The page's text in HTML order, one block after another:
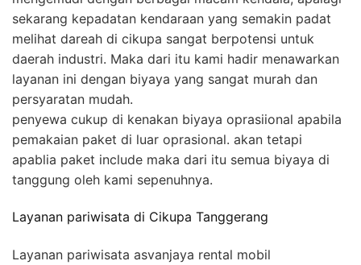
sekarang kepadatan kendaraan yang semakin padat
melihat dareah di cikupa sangat berpotensi untuk
daerah industri. Maka dari itu kami hadir menawarkan
layanan ini dengan biyaya yang sangat murah dan
persyaratan mudah.
penyewa cukup di kenakan biyaya oprasiional apabila
pemakaian paket di luar oprasional. akan tetapi
apablia paket include maka dari itu semua biyaya di
tanggung oleh kami sepenuhnya.
Layanan pariwisata di Cikupa Tanggerang
Layanan pariwisata asvanjaya rental mobil